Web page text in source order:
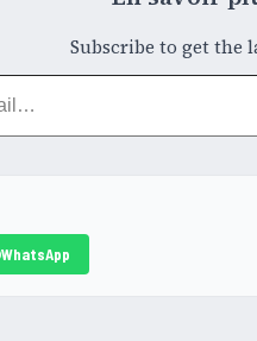
Subscribe to get the
WhatsApp